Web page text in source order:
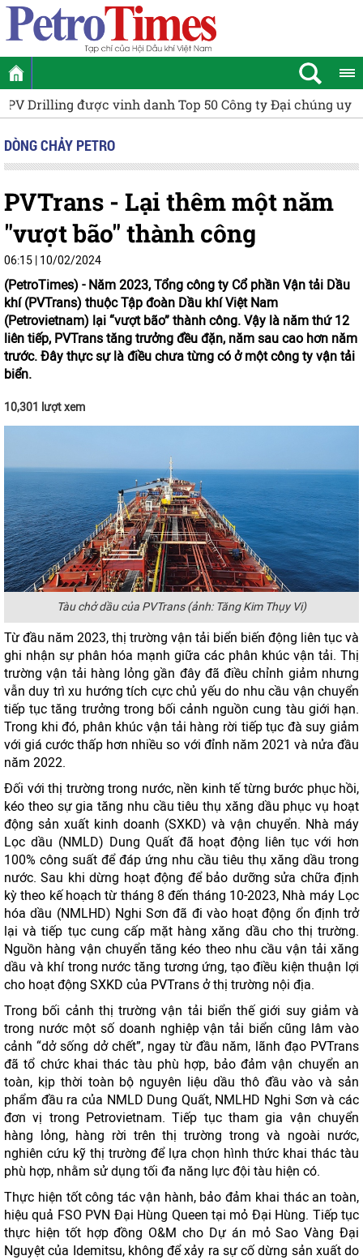
Đại chúng uy tín và hiệu quả năm 2026 [VIDEO]
DÒNG CHẢY PETRO
PVTrans - Lại thêm một năm
"vượt bão" thành công
06:15 | 10/02/2024
(PetroTimes) - Năm 2023, Tổng công ty Cổ phần Vận tải Dầu
khí (PVTrans) thuộc Tập đoàn Dầu khí Việt Nam
(Petrovietnam) lại “vượt bão” thành công. Vậy là năm thứ 12
liên tiếp, PVTrans tăng trưởng đều đặn, năm sau cao hơn năm
trước. Đây thực sự là điều chưa từng có ở một công ty vận tải
biển.
10,301 lượt xem
Tàu chở dầu của PVTrans (ảnh: Tăng Kim Thụy Vi)
Từ đầu năm 2023, thị trường vận tải biển biến động liên tục và
ghi nhận sự phân hóa mạnh giữa các phân khúc vận tải. Thị
trường vận tải hàng lỏng gần đây đã điều chỉnh giảm nhưng
vẫn duy trì xu hướng tích cực chủ yếu do nhu cầu vận chuyển
tiếp tục tăng trưởng trong bối cảnh nguồn cung tàu giới hạn.
Trong khi đó, phân khúc vận tải hàng rời tiếp tục đà suy giảm
với giá cước thấp hơn nhiều so với đỉnh năm 2021 và nửa đầu
năm 2022.
Đối với thị trường trong nước, nền kinh tế từng bước phục hồi,
kéo theo sự gia tăng nhu cầu tiêu thụ xăng dầu phục vụ hoạt
động sản xuất kinh doanh (SXKD) và vận chuyển. Nhà máy
Lọc dầu (NMLD) Dung Quất đã hoạt động liên tục với hơn
100% công suất để đáp ứng nhu cầu tiêu thụ xăng dầu trong
nước. Sau khi dừng hoạt động để bảo dưỡng sửa chữa định
kỳ theo kế hoạch từ tháng 8 đến tháng 10-2023, Nhà máy Lọc
hóa dầu (NMLHD) Nghi Sơn đã đi vào hoạt động ổn định trở
lại và tiếp tục cung cấp mặt hàng xăng dầu cho thị trường.
Nguồn hàng vận chuyển tăng kéo theo nhu cầu vận tải xăng
dầu và khí trong nước tăng tương ứng, tạo điều kiện thuận lợi
cho hoạt động SXKD của PVTrans ở thị trường nội địa.
Trong bối cảnh thị trường vận tải biển thế giới suy giảm và
trong nước một số doanh nghiệp vận tải biển cũng lâm vào
cảnh “dở sống dở chết”, ngay từ đầu năm, lãnh đạo PVTrans
đã tổ chức khai thác tàu phù hợp, bảo đảm vận chuyển an
toàn, kịp thời toàn bộ nguyên liệu dầu thô đầu vào và sản
phẩm đầu ra của NMLD Dung Quất, NMLHD Nghi Sơn và các
đơn vị trong Petrovietnam. Tiếp tục tham gia vận chuyển
hàng lỏng, hàng rời trên thị trường trong và ngoài nước,
nghiên cứu kỹ thị trường để lựa chọn hình thức khai thác tàu
phù hợp, nhằm sử dụng tối đa năng lực đội tàu hiện có.
Thực hiện tốt công tác vận hành, bảo đảm khai thác an toàn,
hiệu quả FSO PVN Đại Hùng Queen tại mỏ Đại Hùng. Tiếp tục
thực hiện tốt hợp đồng O&M cho Dự án mỏ Sao Vàng Đại
Nguyệt của Idemitsu, không để xảy ra sự cố dừng sản xuất do